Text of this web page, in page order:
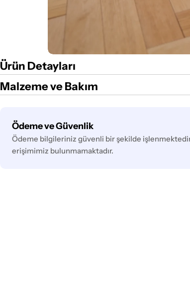
Ürün Detayları
Malzeme ve Bakım
Ödeme ve Güvenlik
Ödeme
yöntemleri
Ödeme bilgileriniz güvenli bir şekilde
erişimimiz bulunmamaktadır.